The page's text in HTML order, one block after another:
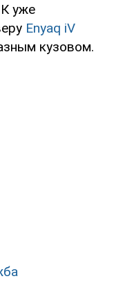
К уже
Enyaq iV
кузовом.